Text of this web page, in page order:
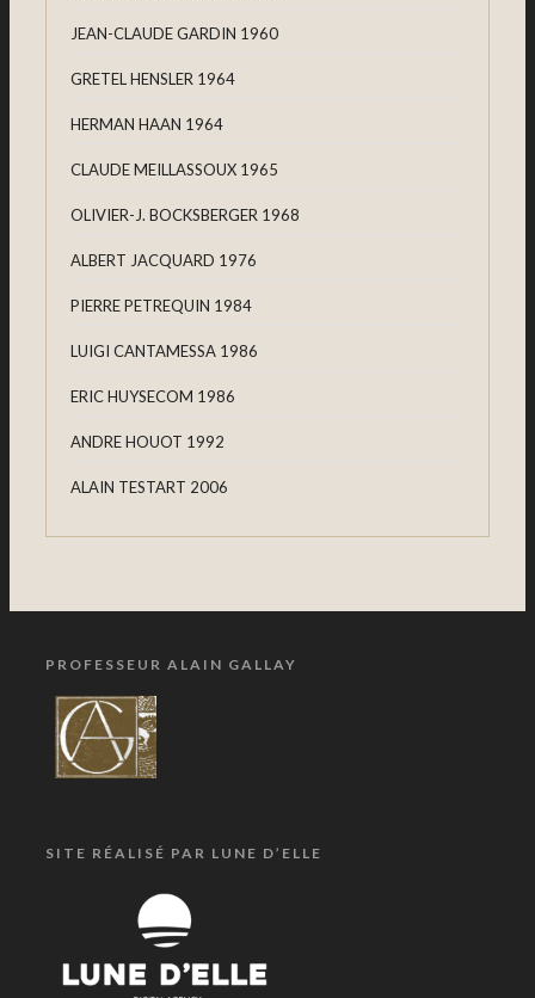
JEAN-CLAUDE GARDIN 1960
GRETEL HENSLER 1964
HERMAN HAAN 1964
CLAUDE MEILLASSOUX 1965
OLIVIER-J. BOCKSBERGER 1968
ALBERT JACQUARD 1976
PIERRE PETREQUIN 1984
LUIGI CANTAMESSA 1986
ERIC HUYSECOM 1986
ANDRE HOUOT 1992
ALAIN TESTART 2006
PROFESSEUR ALAIN GALLAY
SITE RÉALISÉ PAR LUNE D’ELLE